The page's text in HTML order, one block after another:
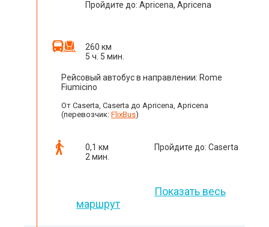
Пройдите до: Apricena, Apricena
260 км
5 ч. 5 мин.
Рейсовый автобус в направлении: Rome
Fiumicino
От Caserta, Caserta до Apricena, Apricena
(перевозчик: FlixBus)
0,1 км
2 мин.
Пройдите до: Caserta
Показать весь
маршрут